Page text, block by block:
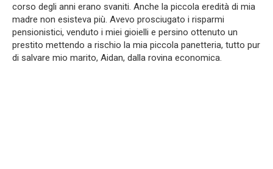
corso degli anni erano svaniti. Anche la piccola eredità di mia
madre non esisteva più. Avevo prosciugato i risparmi
pensionistici, venduto i miei gioielli e persino ottenuto un
prestito mettendo a rischio la mia piccola panetteria, tutto pur
di salvare mio marito, Aidan, dalla rovina economica.